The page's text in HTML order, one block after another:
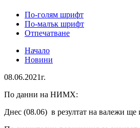
По-голям шрифт
По-малък шрифт
Отпечатване
Начало
Новини
08.06.2021г.
По данни на НИМХ:
Днес (08.06) в резултат на валежи